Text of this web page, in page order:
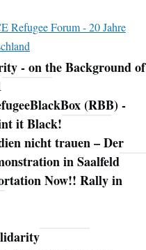
Refugee Forum - 20 Jahre
- on the Background of
(RBB) -
it Black!
nicht trauen – Der
in Saalfeld
Now!! Rally in